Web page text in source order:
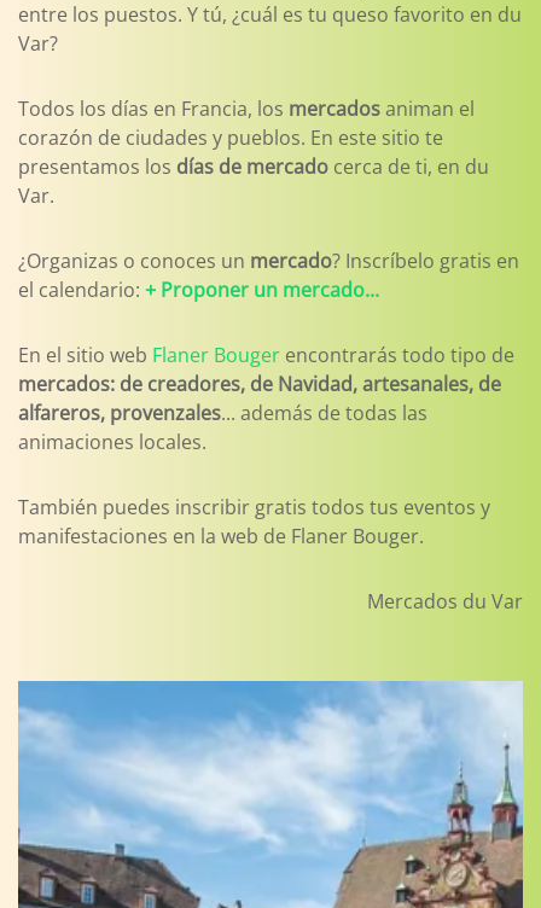
entre los puestos. Y tú, ¿cuál es tu queso favorito en du
Var?
Todos los días en Francia, los mercadosaniman el
corazón de ciudades y pueblos. En este sitio te
presentamos los días de mercado cerca de ti, en du
Var.
¿Organizas o conoces un mercado? Inscríbelo gratis en
el calendario: + Proponer un mercado...
En el sitio web Flaner Bouger encontrarás todo tipo de
mercados: de creadores, de Navidad, artesanales, de
alfareros, provenzales... además de todas las
animaciones locales.
También puedes inscribir gratis todos tus eventos y
manifestaciones en la web de Flaner Bouger.
Mercados du Var